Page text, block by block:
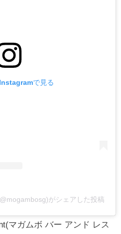
で見る
がシェアした投稿
マガムボ バー アンド レス